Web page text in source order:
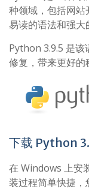
种领域，包括网
易读的语法和强大
Python 3.9.5 是
修复，带来更好的
下载 Python
在 Windows 上安
装过程简单快捷，